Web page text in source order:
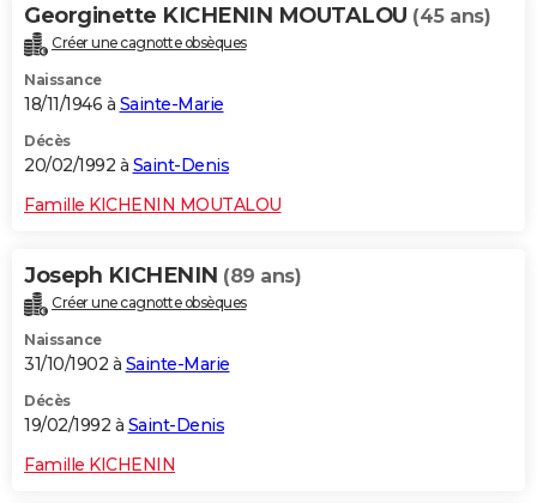
Georginette KICHENIN MOUTALOU (45 ans)
Créer une cagnotte obsèques
Naissance
18/11/1946 à Sainte-Marie
Décès
20/02/1992 à Saint-Denis
Famille KICHENIN MOUTALOU
Joseph KICHENIN (89 ans)
Créer une cagnotte obsèques
Naissance
31/10/1902 à Sainte-Marie
Décès
19/02/1992 à Saint-Denis
Famille KICHENIN